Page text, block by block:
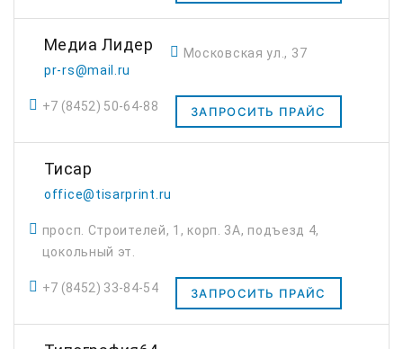
Медиа Лидер
pr-rs@mail.ru
Московская ул., 37
+7 (8452) 50-64-88 ЗАПРОСИТЬ ПРАЙС
Тисар
office@tisarprint.ru
просп. Строителей, 1, корп. 3А, подъезд 4,
цокольный эт.
+7 (8452) 33-84-54 ЗАПРОСИТЬ ПРАЙС